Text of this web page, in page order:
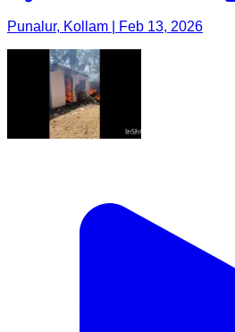
Punalur, Kollam | Feb 13, 2026